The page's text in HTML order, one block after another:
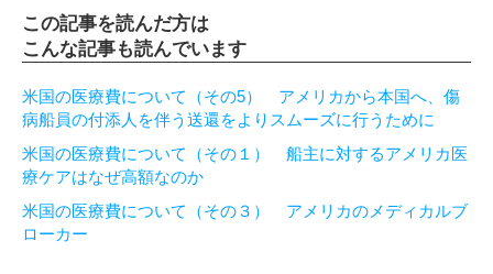
この記事を読んだ方は
こんな記事も読んでいます
米国の医療費について（その5） アメリカから本国へ、傷
病船員の付添人を伴う送還をよりスムーズに行うために
米国の医療費について（その１） 船主に対するアメリカ医
療ケアはなぜ高額なのか
米国の医療費について（その３） アメリカのメディカルブ
ローカー